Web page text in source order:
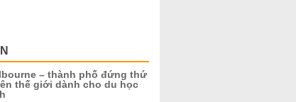
– thành phố đứng thứ
thế giới dành cho du học